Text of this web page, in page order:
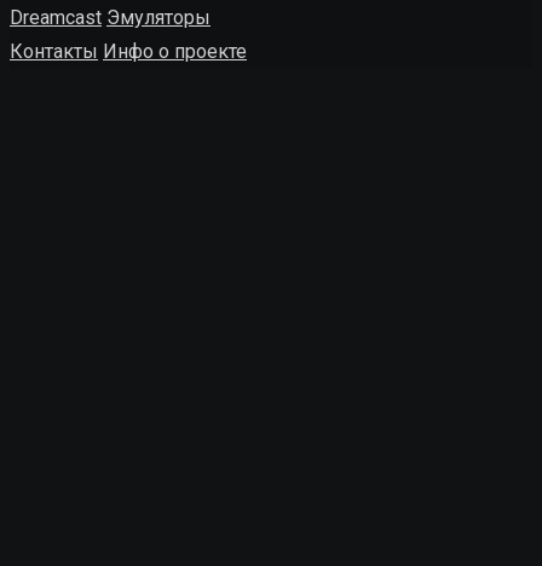
Dreamcast Эмуляторы
Контакты Инфо о проекте